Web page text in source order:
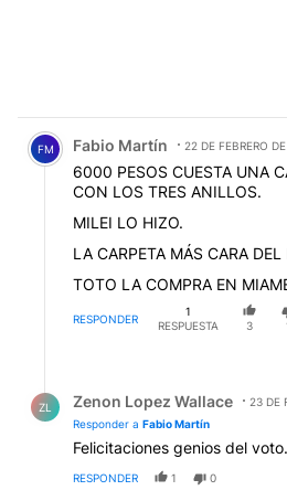
Comentario de Fabio Martín.
FM Fabio Martín 22 DE FEBRERO
6000 PESOS CUESTA UNA
CON LOS TRES ANILLOS.
MILEI LO HIZO.
LA CARPETA MÁS CARA DEL
TOTO LA COMPRA EN
RESPONDER
1
RESPUESTA
3
ZL Zenon Lopez Wallace
23 DE
Responder a Fabio Martín
Felicitaciones genios del
RESPONDER 1 0